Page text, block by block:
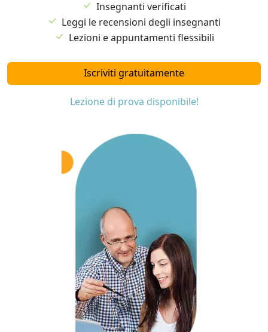
Insegnanti verificati
Leggi le recensioni degli insegnanti
Lezioni e appuntamenti flessibili
Iscriviti gratuitamente
Lezione di prova disponibile!